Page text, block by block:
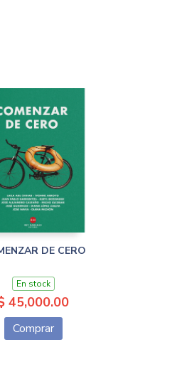
DE CERO
En stock
45,000.00
Comprar